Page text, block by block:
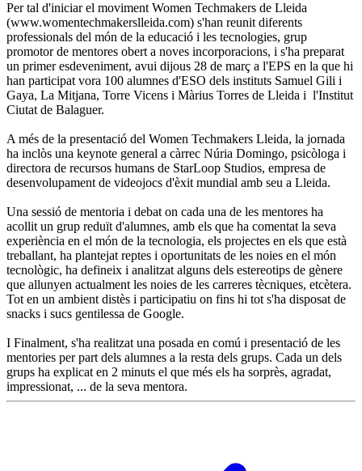
Per tal d'iniciar el moviment Women Techmakers de Lleida
(www.womentechmakerslleida.com) s'han reunit diferents
professionals del món de la educació i les tecnologies, grup
promotor de mentores obert a noves incorporacions, i s'ha preparat
un primer esdeveniment, avui dijous 28 de març a l'EPS en la que hi
han participat vora 100 alumnes d'ESO dels instituts Samuel Gili i
Gaya, La Mitjana, Torre Vicens i Màrius Torres de Lleida i l'Institut
Ciutat de Balaguer.
A més de la presentació del Women Techmakers Lleida, la jornada
ha inclòs una keynote general a càrrec Núria Domingo, psicòloga i
directora de recursos humans de StarLoop Studios, empresa de
desenvolupament de videojocs d'èxit mundial amb seu a Lleida.
Una sessió de mentoria i debat on cada una de les mentores ha
acollit un grup reduït d'alumnes, amb els que ha comentat la seva
experiència en el món de la tecnologia, els projectes en els que està
treballant, ha plantejat reptes i oportunitats de les noies en el món
tecnològic, ha defineix i analitzat alguns dels estereotips de gènere
que allunyen actualment les noies de les carreres tècniques, etcètera.
Tot en un ambient distès i participatiu on fins hi tot s'ha disposat de
snacks i sucs gentilessa de Google.
I Finalment, s'ha realitzat una posada en comú i presentació de les
mentories per part dels alumnes a la resta dels grups. Cada un dels
grups ha explicat en 2 minuts el que més els ha sorprès, agradat,
impressionat, ... de la seva mentora.